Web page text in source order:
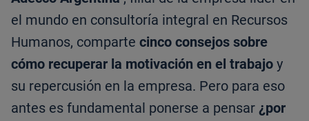
el mundo en consultoría integral en Recursos
Humanos, comparte cinco consejos sobre
cómo recuperar la motivación en el trabajo y
su repercusión en la empresa. Pero para eso
antes es fundamental ponerse a pensar ¿por